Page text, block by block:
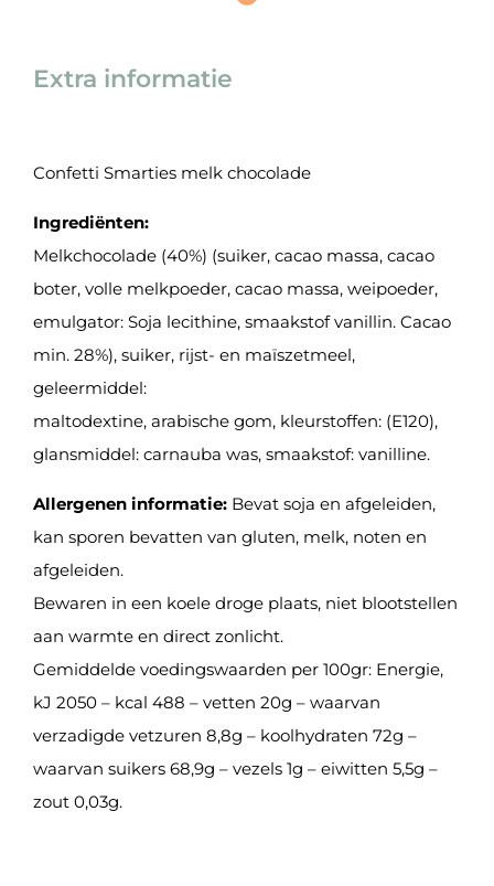
Extra informatie
Confetti Smarties melk chocolade
Ingrediënten:
Melkchocolade (40%) (suiker, cacao massa, cacao
boter, volle melkpoeder, cacao massa, weipoeder,
emulgator: Soja lecithine, smaakstof vanillin. Cacao
min. 28%), suiker, rijst- en maïszetmeel,
geleermiddel:
maltodextine, arabische gom, kleurstoffen: (E120),
glansmiddel: carnauba was, smaakstof: vanilline.
Allergenen informatie: Bevat soja en afgeleiden,
kan sporen bevatten van gluten, melk, noten en
afgeleiden.
Bewaren in een koele droge plaats, niet blootstellen
aan warmte en direct zonlicht.
Gemiddelde voedingswaarden per 100gr: Energie,
kJ 2050 – kcal 488 – vetten 20g – waarvan
verzadigde vetzuren 8,8g – koolhydraten 72g –
waarvan suikers 68,9g – vezels 1g – eiwitten 5,5g –
zout 0,03g.